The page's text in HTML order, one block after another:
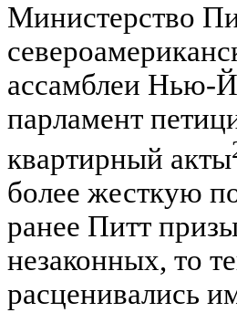
Министерство
ассамблеи Нью-
парламент
квартирный акты
более жесткую
ранее Питт
незаконных, то
расценивались